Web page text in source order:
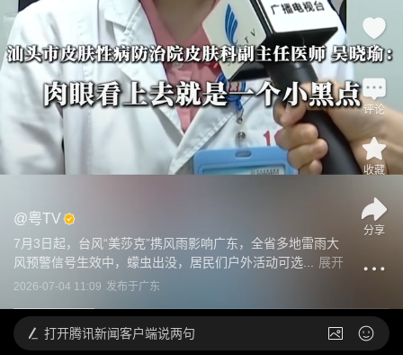
@粤TV
7月3日起，台风“美莎克”携风雨影响广东，全省多地雷雨大
风预警信号生效中，蠓虫出没，居民们户外活动可选...
展开
2026-07-04 11:09 发布于广东
1
评论
收藏
分享
打开腾讯新闻客户端说两句